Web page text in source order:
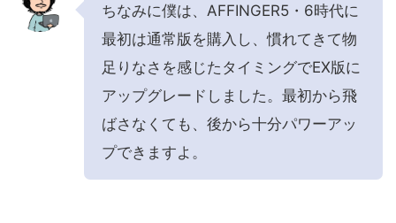
ちなみに僕は、AFFINGER5・6時代に
最初は通常版を購入し、慣れてきて物
足りなさを感じたタイミングでEX版に
アップグレードしました。最初から飛
ばさなくても、後から十分パワーアッ
プできますよ。